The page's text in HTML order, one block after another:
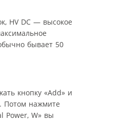
HV DC — высокое
бывает 50
кнопку «Add» и
Потом нажмите
Power, W» вы